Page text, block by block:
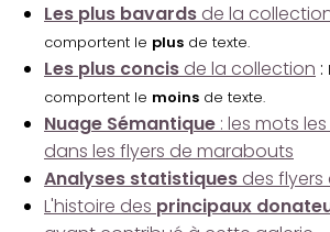
Les plus bavards de la
comportent le plus de texte.
Les plus concis de la collection :
comportent le moins de texte.
Nuage Sémantique : les mots
dans les flyers de marabouts
Analyses statistiques des
L'histoire des principaux